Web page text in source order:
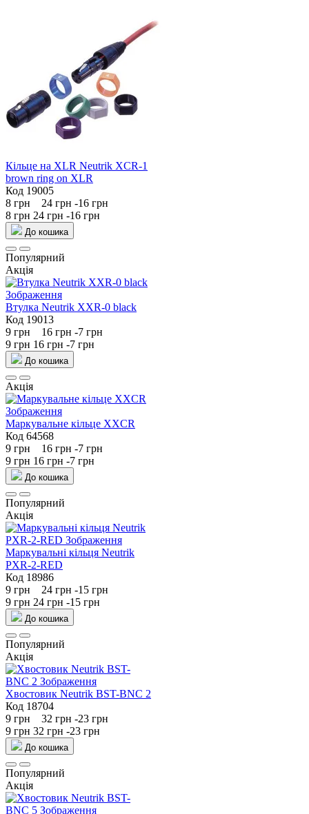
Кільце на XLR Neutrik XCR-1
brown ring on XLR
Код 19005
8 грн 24 грн -16 грн
8 грн 24 грн -16 грн
До кошика
Популярний
Акція
Втулка Neutrik XXR-0 black
Код 19013
9 грн 16 грн -7 грн
9 грн 16 грн -7 грн
До кошика
Акція
Маркувальне кільце XXCR
Код 64568
9 грн 16 грн -7 грн
9 грн 16 грн -7 грн
До кошика
Популярний
Акція
Маркувальні кільця Neutrik
PXR-2-RED
Код 18986
9 грн 24 грн -15 грн
9 грн 24 грн -15 грн
До кошика
Популярний
Акція
Хвостовик Neutrik BST-BNC 2
Код 18704
9 грн 32 грн -23 грн
9 грн 32 грн -23 грн
До кошика
Популярний
Акція